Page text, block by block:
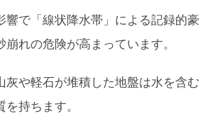
響で「線状降水帯」による記録的豪
れの危険が高まっています。
灰や軽石が堆積した地盤は水を含む
持ちます。